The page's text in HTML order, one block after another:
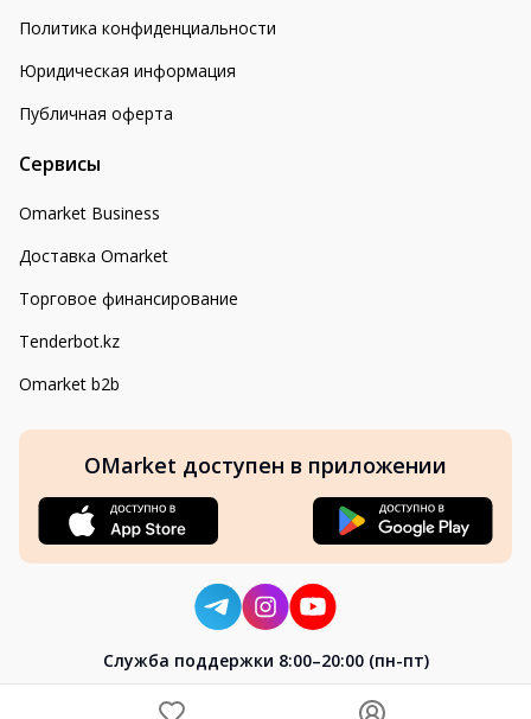
Политика конфиденциальности
Юридическая информация
Публичная оферта
Сервисы
Omarket Business
Доставка Omarket
Торговое финансирование
Tenderbot.kz
Omarket b2b
OMarket доступен в приложении
Cлужба поддержки 8:00–20:00 (пн-пт)